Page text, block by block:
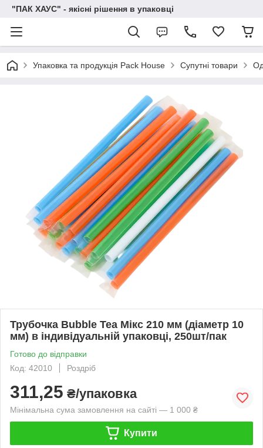
"ПАК ХАУС" - якісні рішення в упаковці
Упаковка та продукція Pack House Супутні товари
Трубочка Bubble Tea Мікс 210 мм (діаметр 10
мм) в індивідуальній упаковці, 250шт/пак
Готово до відправки
Код: 42010
Роздріб
311,25 ₴/упаковка
Мінімальна сума замовлення на сайті — 1 000 ₴
Купити